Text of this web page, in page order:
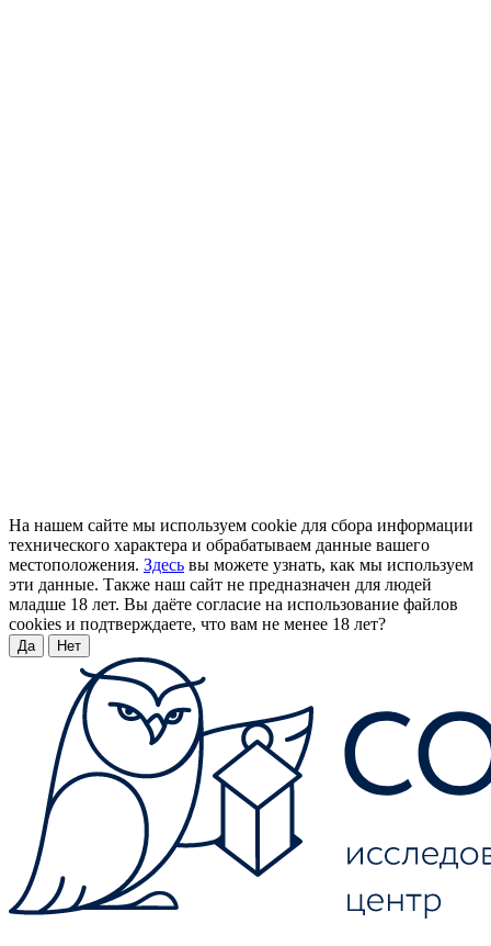
На нашем сайте мы используем cookie для сбора информации
технического характера и обрабатываем данные вашего
местоположения. Здесь вы можете узнать, как мы используем
эти данные. Также наш сайт не предназначен для людей
младше 18 лет. Вы даёте согласие на использование файлов
cookies и подтверждаете, что вам не менее 18 лет?
Да Нет